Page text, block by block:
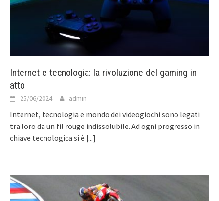
Internet e tecnologia: la rivoluzione del gaming in
atto
25/06/2024 admin
Internet, tecnologia e mondo dei videogiochi sono legati
tra loro da un fil rouge indissolubile. Ad ogni progresso in
chiave tecnologica si è [...]